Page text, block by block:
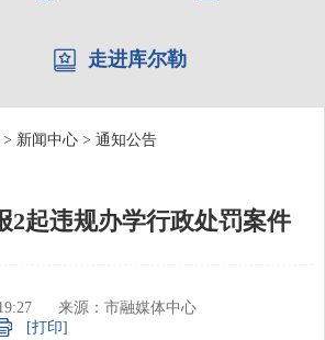
走进库尔勒
> 新闻中心 > 通知公告
2起违规办学行政处罚案件
来源：市融媒体中心
[打印]